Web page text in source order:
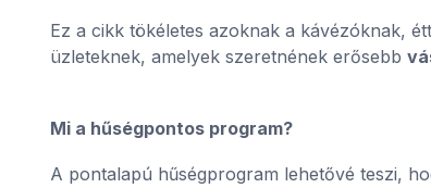
Ez a cikk tökéletes azoknak a kávézóknak,
üzleteknek, amelyek szeretnének erősebb
Mi a hűségpontos program?
A pontalapú hűségprogram lehetővé teszi,